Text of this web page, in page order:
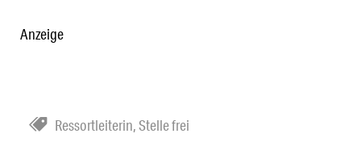
Anzeige
Ressortleiterin,Stelle frei